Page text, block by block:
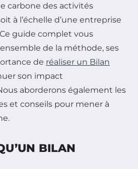
carbone des activités
à l’échelle d’une entreprise
guide complet vous
de la méthode, ses
de réaliser un Bilan
son impact
aborderons également les
et conseils pour mener à
BILAN